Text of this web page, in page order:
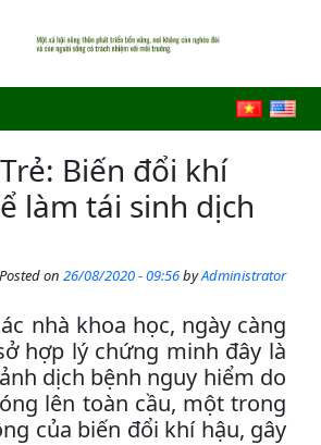
Biến đổi khí
làm tái sinh dịch
Posted on 26/08/2020 - 09:56byAdministrator
nhà khoa học, ngày càng
hợp lý chứng minh đây là
dịch bệnh nguy hiểm do
lên toàn cầu, một trong
của biến đổi khí hậu, gây